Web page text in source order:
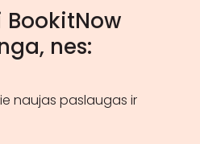
nes:
naujas paslaugas ir